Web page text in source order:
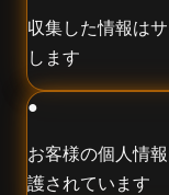
収集した情報は
します
●
お客様の個人情
護されています